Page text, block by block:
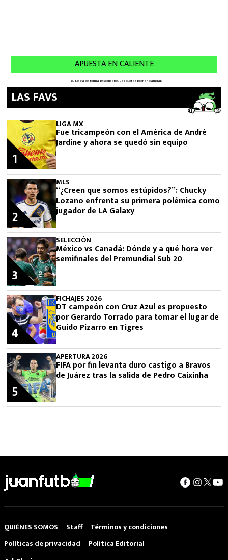
LAS FAVS
LIGA MX
Fue tricampeón con el América de André
Jardine y ahora se quedó sin equipo
1
MLS
“¿Creen que somos estúpidos?”: Chucky
Lozano enfrenta su primera polémica como
jugador de LA Galaxy
2
SELECCIÓN
México vs Canadá: Dónde y a qué hora ver
semifinales del Premundial Sub 20
3
FICHAJES 2026
DT campeón con Cruz Azul es propuesto
por Gerardo Torrado para tomar el lugar de
Guido Pizarro en Tigres
4
APERTURA 2026
FIFA por fin levanta duro castigo a Bravos
de Juárez tras la salida de Pedro Caixinha
5
QUIÉNES SOMOS Staff
Términos y condiciones
Políticas de privacidad
Política Editorial